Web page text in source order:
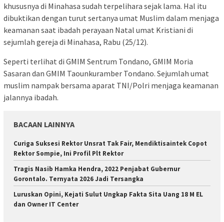
khususnya di Minahasa sudah terpelihara sejak lama. Hal itu
dibuktikan dengan turut sertanya umat Muslim dalam menjaga
keamanan saat ibadah perayaan Natal umat Kristiani di
sejumlah gereja di Minahasa, Rabu (25/12).
Seperti terlihat di GMIM Sentrum Tondano, GMIM Moria
Sasaran dan GMIM Taounkuramber Tondano. Sejumlah umat
muslim nampak bersama aparat TNI/Polri menjaga keamanan
jalannya ibadah.
BACAAN LAINNYA
Curiga Suksesi Rektor Unsrat Tak Fair, Mendiktisaintek Copot
Rektor Sompie, Ini Profil Plt Rektor
Tragis Nasib Hamka Hendra, 2022 Penjabat Gubernur
Gorontalo. Ternyata 2026 Jadi Tersangka
Luruskan Opini, Kejati Sulut Ungkap Fakta Sita Uang 18 M EL
dan Owner IT Center